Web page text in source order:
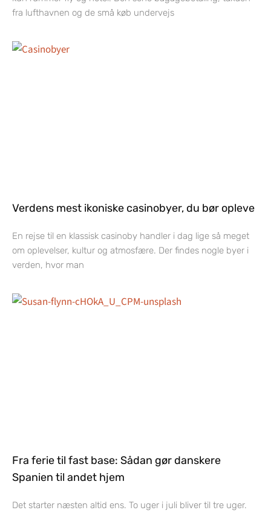
fra lufthavnen og de små køb undervejs
Verdens mest ikoniske casinobyer, du bør opleve
En rejse til en klassisk casinoby handler i dag lige så meget
om oplevelser, kultur og atmosfære. Der findes nogle byer i
verden, hvor man
Fra ferie til fast base: Sådan gør danskere
Spanien til andet hjem
Det starter næsten altid ens. To uger i juli bliver til tre uger.